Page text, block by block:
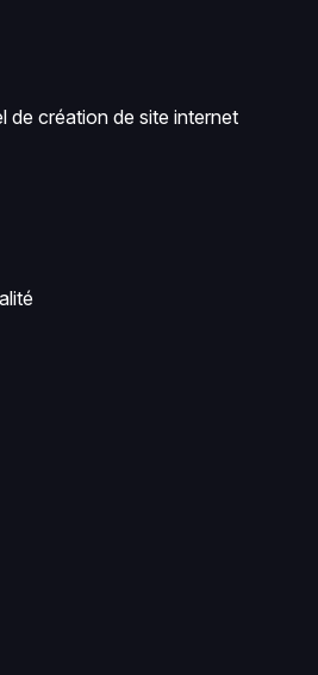
de création de site internet